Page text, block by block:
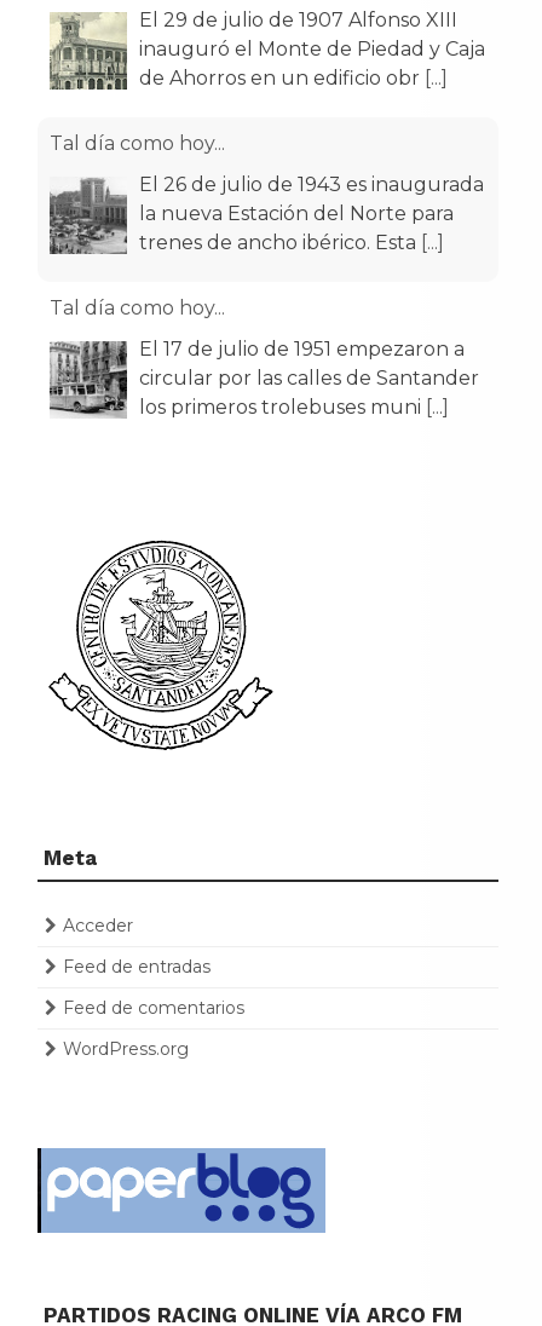
El 29 de julio de 1907 Alfonso XIII
inauguró el Monte de Piedad y Caja
de Ahorros en un edificio obr [...]
Tal día como hoy...
El 26 de julio de 1943 es inaugurada
la nueva Estación del Norte para
trenes de ancho ibérico. Esta [...]
Tal día como hoy...
El 17 de julio de 1951 empezaron a
circular por las calles de Santander
los primeros trolebuses muni [...]
Meta
Acceder
Feed de entradas
Feed de comentarios
WordPress.org
PARTIDOS RACING ONLINE VÍA ARCO FM